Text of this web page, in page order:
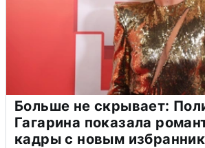
Больше не скрывает:
Гагарина показала
кадры с новым